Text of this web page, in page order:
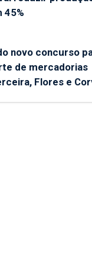
45%
novo concurso
de mercadorias
Flores e